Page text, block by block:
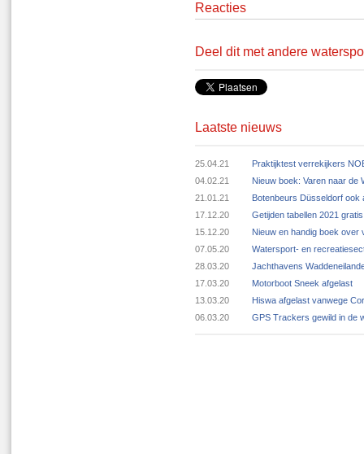
Reacties
Deel dit met andere
Laatste nieuws
25.04.21
Praktijktest verrekijkers
04.02.21
Nieuw boek: Varen naar de
21.01.21
Botenbeurs Düsseldorf ook
17.12.20
Getijden tabellen 2021
15.12.20
Nieuw en handig boek over
07.05.20
Watersport- en
28.03.20
Jachthavens
17.03.20
Motorboot Sneek afgelast
13.03.20
Hiswa afgelast vanwege
06.03.20
GPS Trackers gewild in de